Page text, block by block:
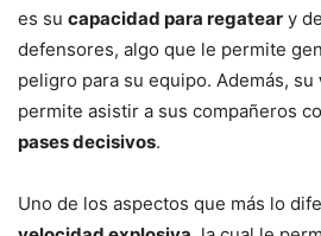
es su capacidad para regatear y
defensores, algo que le permite
peligro para su equipo. Además, su
permite asistir a sus compañeros
pases decisivos.
Uno de los aspectos que más lo